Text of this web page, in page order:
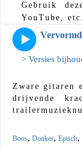
Gebruik
YouTube,
> Versies
Zware gitaren
drijvende
Boos, Donker, Episch,